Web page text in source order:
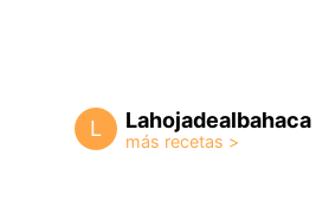
L Lahojadealbahaca